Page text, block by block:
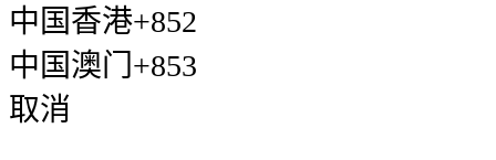
中国香港+852
中国澳门+853
取消